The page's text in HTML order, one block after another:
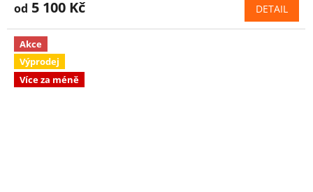
od 5 100 Kč DETAIL
Akce
Výprodej
Více za méně